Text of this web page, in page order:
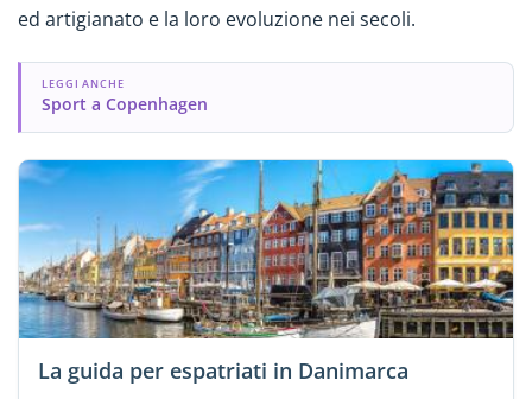
ed artigianato e la loro evoluzione nei secoli.
LEGGI ANCHE
Sport a Copenhagen
La guida per espatriati in Danimarca